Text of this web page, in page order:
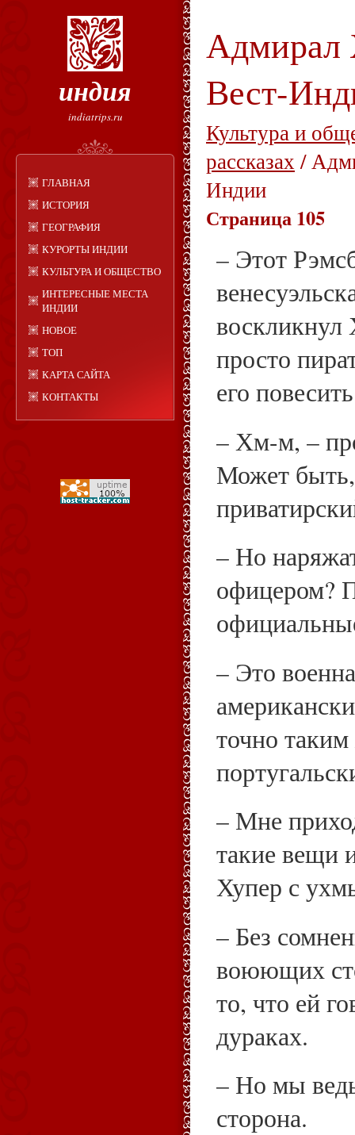
индия
indiatrips.ru
ГЛАВНАЯ
ИСТОРИЯ
ГЕОГРАФИЯ
КУРОРТЫ ИНДИИ
КУЛЬТУРА И ОБЩЕСТВО
ИНТЕРЕСНЫЕ МЕСТА
ИНДИИ
НОВОЕ
ТОП
КАРТА САЙТА
КОНТАКТЫ
Адмирал
Вест-
Культура и
рассказах/
Индии
Страница 105
– Этот
воскликнул
просто
его
– Хм-м, –
Может быть,
– Но
офицером?
– Это
точно
– Мне
такие вещи
Хупер с
– Без
воюющих
то, что ей
дураках.
– Но мы
сторона.